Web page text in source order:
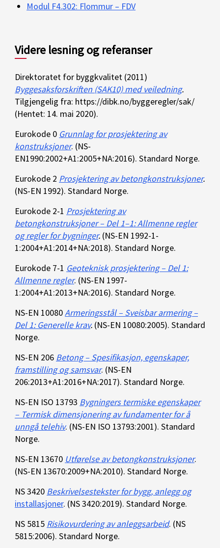
Modul F4.302: Flommur – FDV
Videre lesning og referanser
Direktoratet for byggkvalitet (2011)
Byggesaksforskriften (SAK10) med veiledning.
Tilgjengelig fra: https://dibk.no/byggeregler/sak/
(Hentet: 14. mai 2020).
Eurokode 0 Grunnlag for prosjektering av
konstruksjoner. (NS-
EN1990:2002+A1:2005+NA:2016). Standard Norge.
Eurokode 2 Prosjektering av betongkonstruksjoner.
(NS-EN 1992). Standard Norge.
Eurokode 2-1 Prosjektering av
betongkonstruksjoner – Del 1–1: Allmenne regler
og regler for bygninger. (NS-EN 1992-1-
1:2004+A1:2014+NA:2018). Standard Norge.
Eurokode 7-1 Geoteknisk prosjektering – Del 1:
Allmenne regler. (NS-EN 1997-
1:2004+A1:2013+NA:2016). Standard Norge.
NS-EN 10080Armeringsstål – Sveisbar armering –
Del 1: Generelle krav. (NS-EN 10080:2005). Standard
Norge.
NS-EN 206 Betong – Spesifikasjon, egenskaper,
framstilling og samsvar. (NS-EN
206:2013+A1:2016+NA:2017). Standard Norge.
NS-EN ISO 13793 Bygningers termiske egenskaper
– Termisk dimensjonering av fundamenter for å
unngå telehiv. (NS-EN ISO 13793:2001). Standard
Norge.
NS-EN 13670 Utførelse av betongkonstruksjoner.
(NS-EN 13670:2009+NA:2010). Standard Norge.
NS 3420 Beskrivelsestekster for bygg, anlegg og
installasjoner. (NS 3420:2019). Standard Norge.
NS 5815 Risikovurdering av anleggsarbeid. (NS
5815:2006). Standard Norge.